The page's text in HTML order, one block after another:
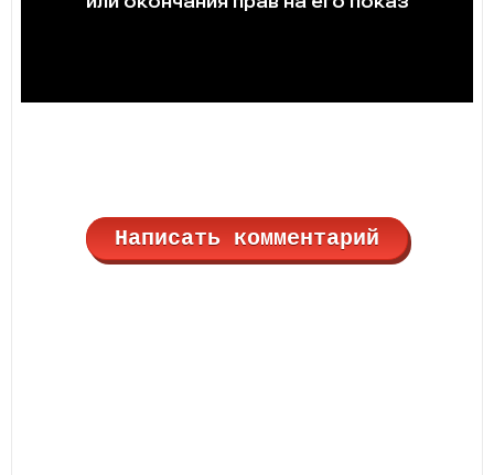
Написать комментарий